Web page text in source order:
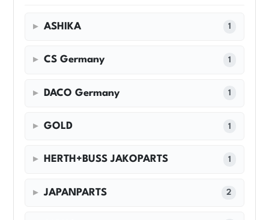
ASHIKA 1
CS Germany 1
DACO Germany 1
GOLD 1
HERTH+BUSS JAKOPARTS 1
JAPANPARTS 2